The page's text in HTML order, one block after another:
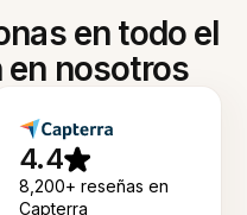
en todo el
nosotros
4.4
8,200+ reseñas en
Capterra